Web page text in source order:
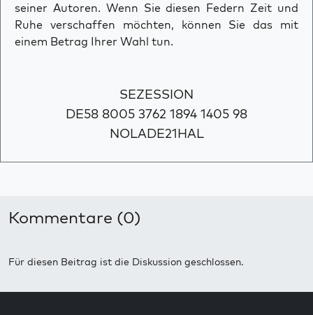
seiner Autoren. Wenn Sie diesen Federn Zeit und
Ruhe verschaffen möchten, können Sie das mit
einem Betrag Ihrer Wahl tun.
SEZESSION
DE58 8005 3762 1894 1405 98
NOLADE21HAL
Kommentare (0)
Für diesen Beitrag ist die Diskussion geschlossen.